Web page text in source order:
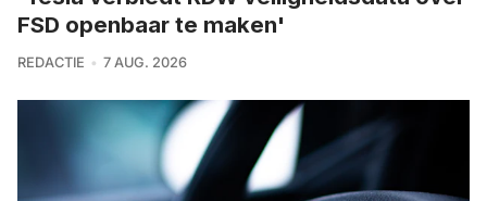
FSD openbaar te maken'
REDACTIE 7 AUG. 2026